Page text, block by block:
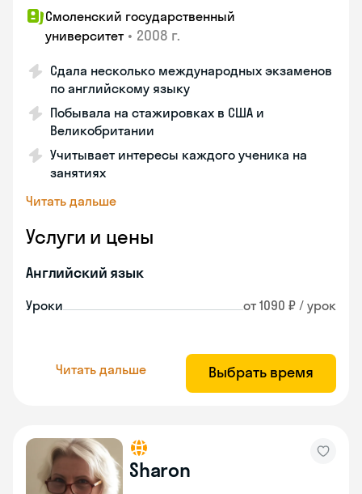
Смоленский государственный
университет • 2008 г.
Сдала несколько международных экзаменов
по английскому языку
Побывала на стажировках в США и
Великобритании
Учитывает интересы каждого ученика на
занятиях
Читать дальше
Услуги и цены
Английский язык
Уроки от 1090 ₽ / урок
Читать дальше Выбрать время
Sharon